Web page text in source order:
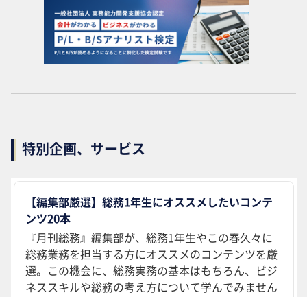
特別企画、サービス
【編集部厳選】総務1年生にオススメしたいコンテ
ンツ20本
『月刊総務』編集部が、総務1年生やこの春久々に
総務業務を担当する方にオススメのコンテンツを厳
選。この機会に、総務実務の基本はもちろん、ビジ
ネススキルや総務の考え方について学んでみません